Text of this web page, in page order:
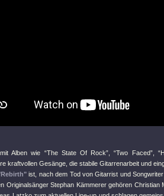
Alben wie “The State Of Rock”, “Two Faced”,
kraftvollen Gesänge, die stabile Gitarrenarbeit und
ist, nach dem Tod von Gitarrist und
Originalsänger Stephan Kämmerer gehören